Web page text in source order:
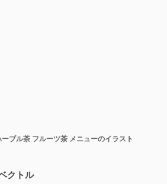
ブル茶 フルーツ茶 メニューのイラスト
クトル